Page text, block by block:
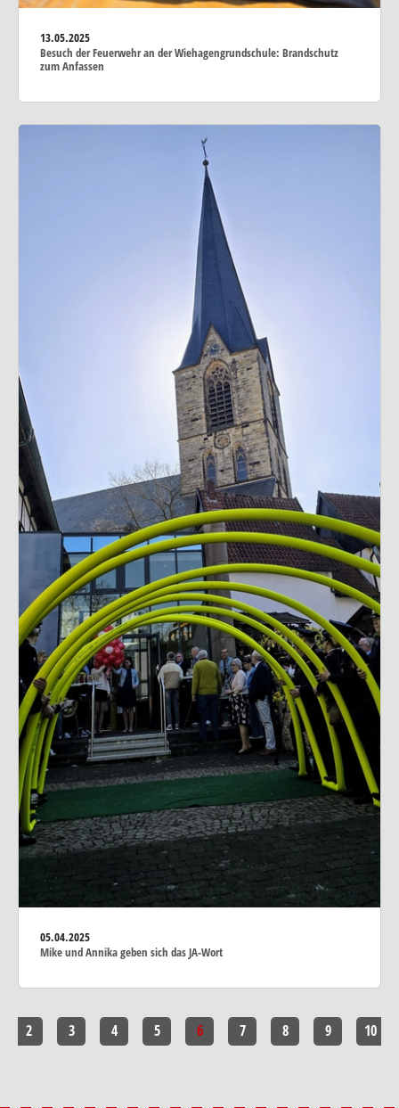
13.05.2025
Besuch der Feuerwehr an der Wiehagengrundschule: Brandschutz
zum Anfassen
05.04.2025
Mike und Annika geben sich das JA-Wort
2 3 4 5 6 7 8 9 10